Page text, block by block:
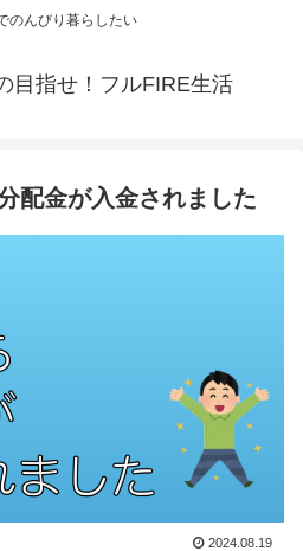
のんびり暮らしたい
目指せ！フルFIRE生活
配金が入金されました
2024.08.19